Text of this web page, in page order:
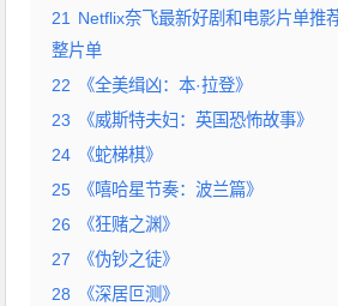
21
Netflix奈飞最新好剧和电影片单推
整片单
22
《全美缉凶：本·拉登》
23
《威斯特夫妇：英国恐怖故事》
24
《蛇梯棋》
25
《嘻哈星节奏：波兰篇》
26
《狂赌之渊》
27
《伪钞之徒》
28
《深居叵测》